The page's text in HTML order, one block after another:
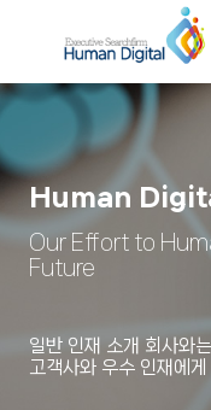
Human
Our Effort to
Future
일반 인재 소개 회사와
고객사와 우수 인재에